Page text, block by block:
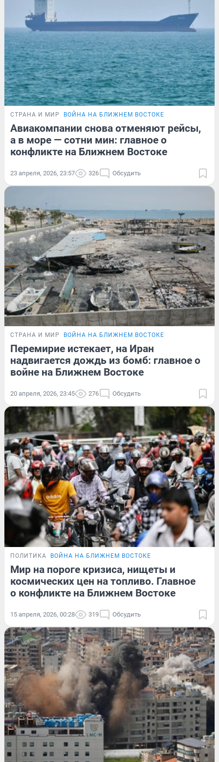
СТРАНА И МИР ВОЙНА НА БЛИЖНЕМ ВОСТОКЕ
Авиакомпании снова отменяют рейсы,
а в море — сотни мин: главное о
конфликте на Ближнем Востоке
23 апреля, 2026, 23:57 326 Обсудить
СТРАНА И МИР ВОЙНА НА БЛИЖНЕМ ВОСТОКЕ
Перемирие истекает, на Иран
надвигается дождь из бомб: главное о
войне на Ближнем Востоке
20 апреля, 2026, 23:45 276 Обсудить
ПОЛИТИКА ВОЙНА НА БЛИЖНЕМ ВОСТОКЕ
Мир на пороге кризиса, нищеты и
космических цен на топливо. Главное
о конфликте на Ближнем Востоке
15 апреля, 2026, 00:28 319 Обсудить